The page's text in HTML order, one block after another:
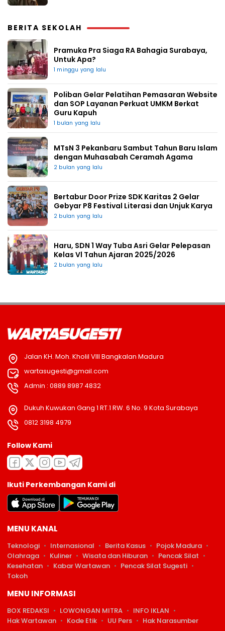
BERITA SEKOLAH
Pramuka Pra Siaga RA Bahagia Surabaya,
Untuk Apa?
1 minggu yang lalu
Poliban Gelar Pelatihan Pemasaran Website
dan SOP Layanan Perkuat UMKM Berkat
Guru Kapuh
1 bulan yang lalu
MTsN 3 Pekanbaru Sambut Tahun Baru Islam
dengan Muhasabah Ceramah Agama
2 bulan yang lalu
Bertabur Door Prize SDK Karitas 2 Gelar
Gebyar P8 Festival Literasi dan Unjuk Karya
2 bulan yang lalu
Haru, SDN 1 Way Tuba Asri Gelar Pelepasan
Kelas Vl Tahun Ajaran 2025/2026
2 bulan yang lalu
Jalan KH. Moh. Kholil VIII Bangkalan Madura
wartasugesti@gmail.com
Admin : 0889 8987 4832
Dukuh Kuwukan Gang 1 RT.1 RW. 6 No. 9 Kota Surabaya
0812 3198 4979
Follow Kami
Ikuti Perkembangan Kami di
MENU KANAL
Teknologi Internasional Berita Kasus
Pojok Madura
Olahraga
Kuliner Wisata dan Hiburan
Pencak Silat
Kesehatan
Kabar Wartawan
Pencak Silat Sugesti
Tokoh
MENU INFORMASI
BOX REDAKSI LOWONGAN MITRA
INFO IKLAN
Hak Wartawan
Kode Etik UU Pers Hak Narasumber